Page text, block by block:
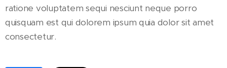
ratione voluptatem sequi nesciunt neque porro
quisquam est qui dolorem ipsum quia dolor sit amet
consectetur.